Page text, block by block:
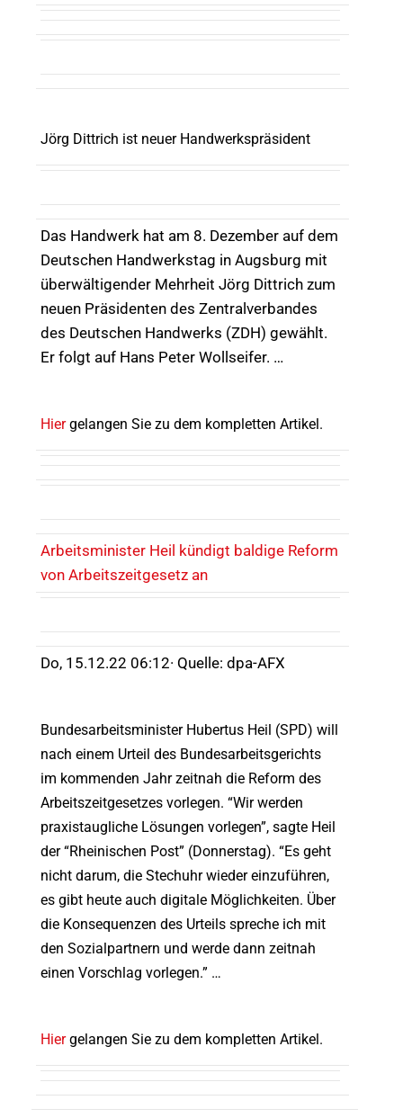
Jörg Dittrich ist neuer Handwerkspräsident
Das Handwerk hat am 8. Dezember auf dem
Deutschen Handwerkstag in Augsburg mit
überwältigender Mehrheit Jörg Dittrich zum
neuen Präsidenten des Zentralverbandes
des Deutschen Handwerks (ZDH) gewählt.
Er folgt auf Hans Peter Wollseifer. …
Hiergelangen Sie zu dem kompletten Artikel.
Arbeitsminister Heil kündigt baldige Reform
von Arbeitszeitgesetz an
Do, 15.12.22 06:12· Quelle: dpa-AFX
Bundesarbeitsminister Hubertus Heil (SPD) will
nach einem Urteil des Bundesarbeitsgerichts
im kommenden Jahr zeitnah die Reform des
Arbeitszeitgesetzes vorlegen. “Wir werden
praxistaugliche Lösungen vorlegen”, sagte Heil
der “Rheinischen Post” (Donnerstag). “Es geht
nicht darum, die Stechuhr wieder einzuführen,
es gibt heute auch digitale Möglichkeiten. Über
die Konsequenzen des Urteils spreche ich mit
den Sozialpartnern und werde dann zeitnah
einen Vorschlag vorlegen.” …
Hiergelangen Sie zu dem kompletten Artikel.